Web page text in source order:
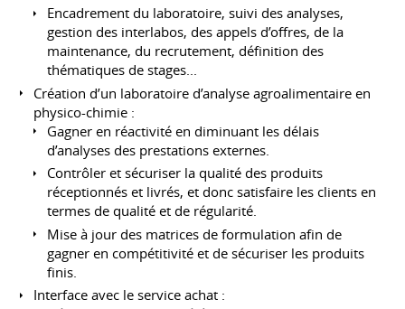
Encadrement du laboratoire, suivi des analyses,
gestion des interlabos, des appels d’offres, de la
maintenance, du recrutement, définition des
thématiques de stages...
Création d’un laboratoire d’analyse agroalimentaire en
physico-chimie :
Gagner en réactivité en diminuant les délais
d’analyses des prestations externes.
Contrôler et sécuriser la qualité des produits
réceptionnés et livrés, et donc satisfaire les clients en
termes de qualité et de régularité.
Mise à jour des matrices de formulation afin de
gagner en compétitivité et de sécuriser les produits
finis.
Interface avec le service achat :